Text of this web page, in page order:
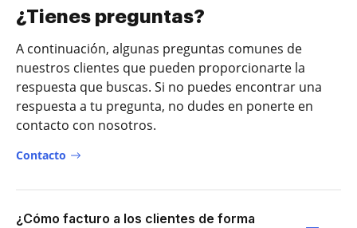
¿Tienes preguntas?
A continuación, algunas preguntas comunes de
nuestros clientes que pueden proporcionarte la
respuesta que buscas. Si no puedes encontrar una
respuesta a tu pregunta, no dudes en ponerte en
contacto con nosotros.
Contacto
¿Cómo facturo a los clientes de forma